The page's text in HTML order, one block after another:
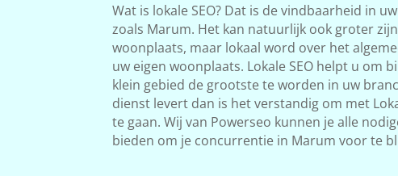
Wat is lokale SEO? Dat is de vindbaarheid in
zoals Marum. Het kan natuurlijk ook groter
woonplaats, maar lokaal word over het
uw eigen woonplaats. Lokale SEO helpt u om
klein gebied de grootste te worden in uw
dienst levert dan is het verstandig om met
te gaan. Wij van Powerseo kunnen je alle
bieden om je concurrentie in Marum voor te